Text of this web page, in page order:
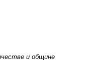
и общине